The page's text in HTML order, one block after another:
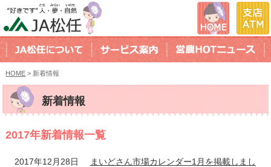
HOME > 新着情報
新着情報
2017年新着情報一覧
2017年12月28日
まいどさん市場カレンダー1月を掲載しまし